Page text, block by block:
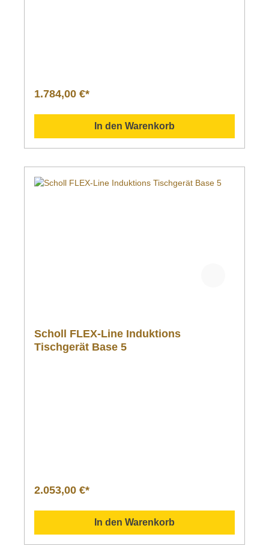
1.784,00 €*
In den Warenkorb
Scholl FLEX-Line Induktions
Tischgerät Base 5
2.053,00 €*
In den Warenkorb